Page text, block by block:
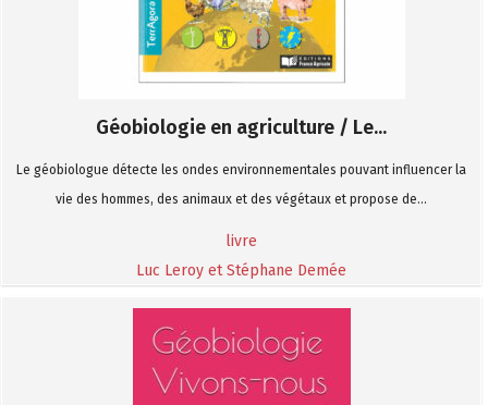
Géobiologie en agriculture / Le...
Le géobiologue détecte les ondes environnementales pouvant influencer la
vie des hommes, des animaux et des végétaux et propose de...
livre
Luc Leroy et Stéphane Demée